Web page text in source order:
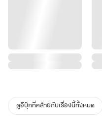
ดูอีบุ๊กที่คล้ายกับเรื่องนี้ทั้งหมด